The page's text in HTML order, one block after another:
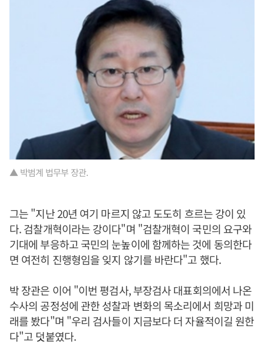
▲ 박범계 법무부 장관.
그는 "지난 20년 여기 마르지 않고 도도히 흐르는 강이 있
다. 검찰개혁이라는 강이다"며 "검찰개혁이 국민의 요구와
기대에 부응하고 국민의 눈높이에 함께하는 것에 동의한다
면 여전히 진행형임을 잊지 않기를 바란다"고 했다.
박 장관은 이어 "이번 평검사, 부장검사 대표회의에서 나온
수사의 공정성에 관한 성찰과 변화의 목소리에서 희망과 미
래를 봤다"며 "우리 검사들이 지금보다 더 자율적이길 원한
다"고 덧붙였다.